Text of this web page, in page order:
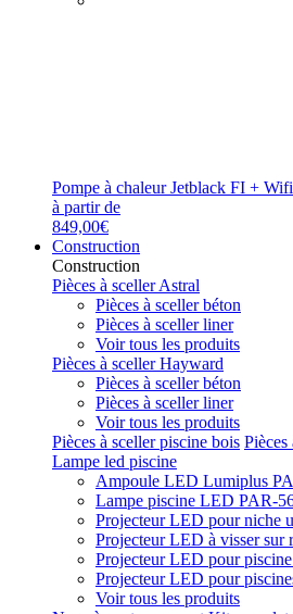
Pompe à chaleur Jetblack FI +
à partir de
849,00€
Construction
Construction
Pièces à sceller Astral
Pièces à sceller béton
Pièces à sceller liner
Voir tous les produits
Pièces à sceller Hayward
Pièces à sceller béton
Pièces à sceller liner
Voir tous les produits
Pièces à sceller piscine bois
Lampe led piscine
Ampoule LED Lumiplus
Lampe piscine LED PAR-
Projecteur LED pour niche
Projecteur LED à visser sur
Projecteur LED pour
Projecteur LED pour
Voir tous les produits